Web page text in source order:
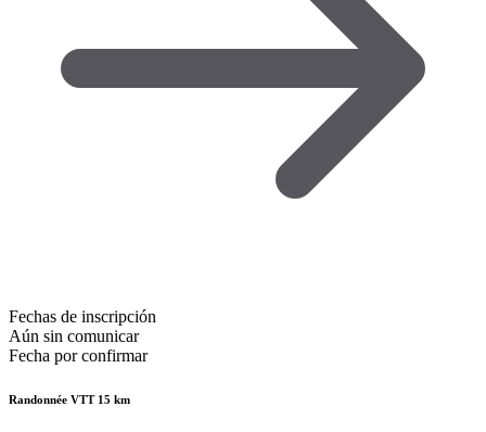
Fechas de inscripción
Aún sin comunicar
Fecha por confirmar
Randonnée VTT 15 km